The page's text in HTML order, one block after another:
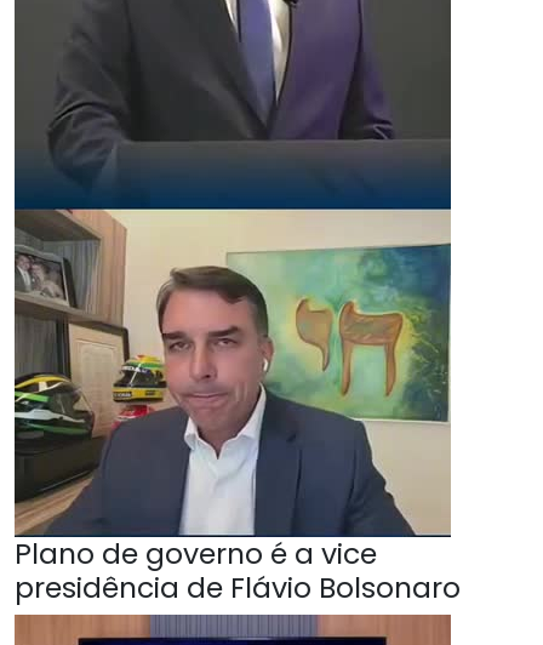
Plano de governo é a vice
presidência de Flávio Bolsonaro